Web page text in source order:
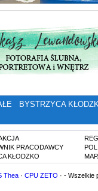
BYSTRZYCA
PRACODAWCY
KŁODZKO
Thea · CPU ZETO · - Wszelkie